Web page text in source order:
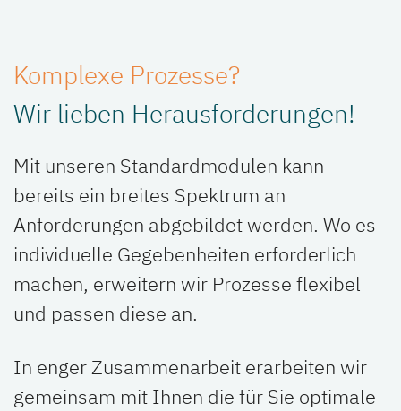
Komplexe Prozesse?
Wir lieben Herausforderungen!
Mit unseren Standardmodulen kann
bereits ein breites Spektrum an
Anforderungen abgebildet werden. Wo es
individuelle Gegebenheiten erforderlich
machen, erweitern wir Prozesse flexibel
und passen diese an.
In enger Zusammenarbeit erarbeiten wir
gemeinsam mit Ihnen die für Sie optimale